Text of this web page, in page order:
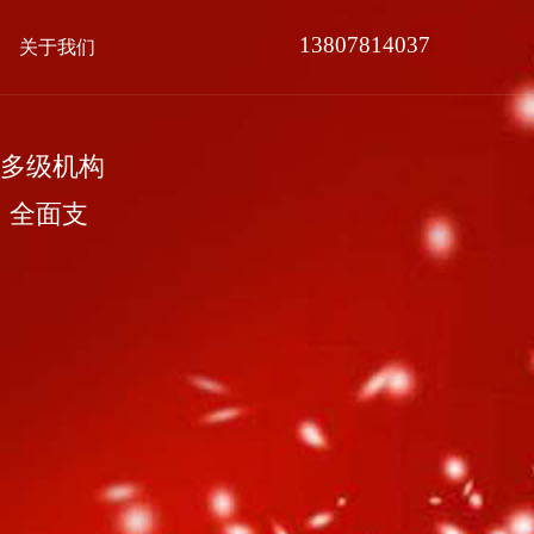
关于我们 13807814037
级机构
全面支